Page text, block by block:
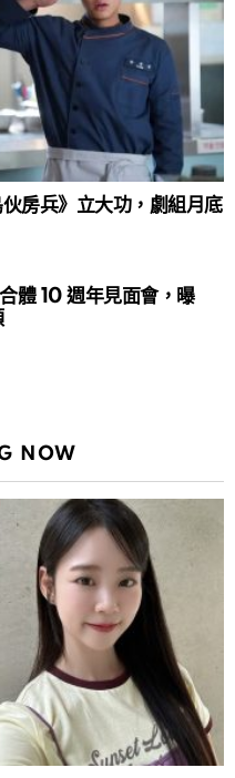
房兵》立大功，劇組月底
體 10 週年見面會，曝
NOW